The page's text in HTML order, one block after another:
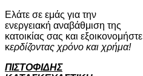
Ελάτε σε εμάς για την
ενεργειακή αναβάθμιση της
κατοικίας σας και εξοικονομήστε
κερδίζοντας χρόνο και χρήμα!
ΠΙΣΤΟΦΙΔΗΣ